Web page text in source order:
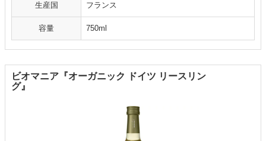
生産国 フランス
容量 750ml
ビオマニア『オーガニック ドイツ リースリン
グ』